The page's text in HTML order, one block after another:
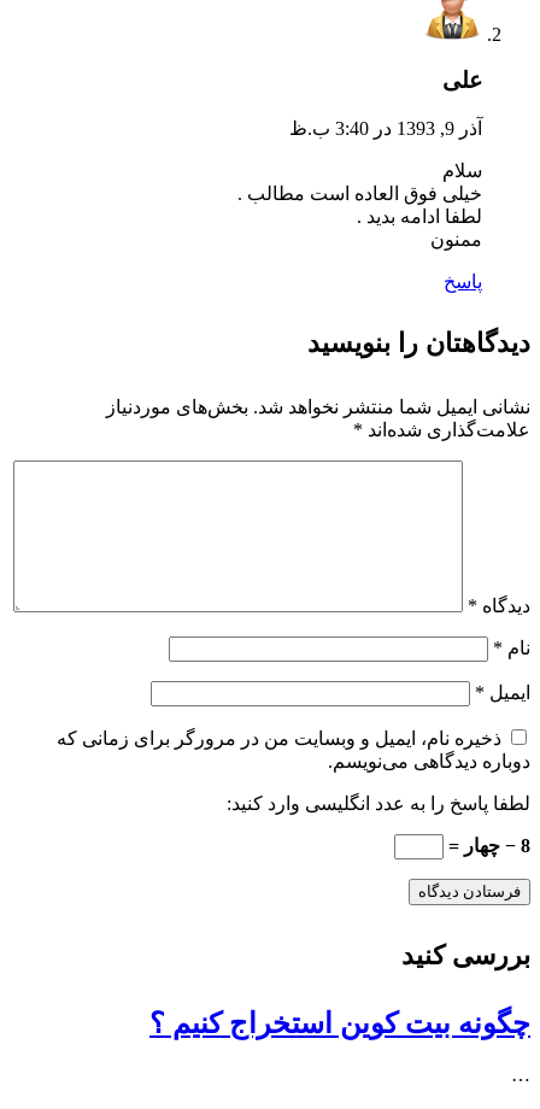
علی
آذر 9, 1393 در 3:40 ب.ظ
سلام
خیلی فوق العاده است مطالب .
لطفا ادامه بدید .
ممنون
پاسخ
دیدگاهتان را بنویسید
نشانی ایمیل شما منتشر نخواهد شد. بخش‌های موردنیاز
علامت‌گذاری شده‌اند *
دیدگاه *
نام *
ایمیل *
ذخیره نام، ایمیل و وبسایت من در مرورگر برای زمانی که
دوباره دیدگاهی می‌نویسم.
لطفا پاسخ را به عدد انگلیسی وارد کنید:
8 − چهار =
بررسی کنید
چگونه بیت کوین استخراج کنیم ؟
…